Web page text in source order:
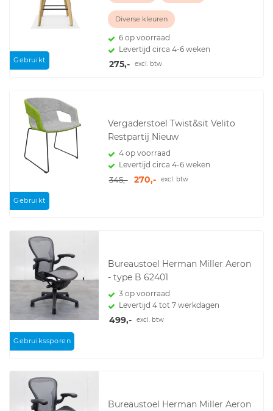
Gebruikt
Diverse kleuren
6 op voorraad
Levertijd circa 4-6 weken
275,- excl. btw
Gebruikt
Vergaderstoel Twist&sit Velito
Restpartij Nieuw
4 op voorraad
Levertijd circa 4-6 weken
345,- 270,- excl. btw
Gebruikssporen
Bureaustoel Herman Miller Aeron
- type B 62401
3 op voorraad
Levertijd 4 tot 7 werkdagen
499,- excl. btw
Bureaustoel Herman Miller Aeron